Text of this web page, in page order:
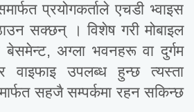
प्रयोगकर्ताले एचडी भ्वाइस
सक्छन् । विशेष गरी मोबाइल
अग्ला भवनहरू वा दुर्गम
वाइफाइ उपलब्ध हुन्छ त्यस्ता
सहजै सम्पर्कमा रहन सकिन्छ